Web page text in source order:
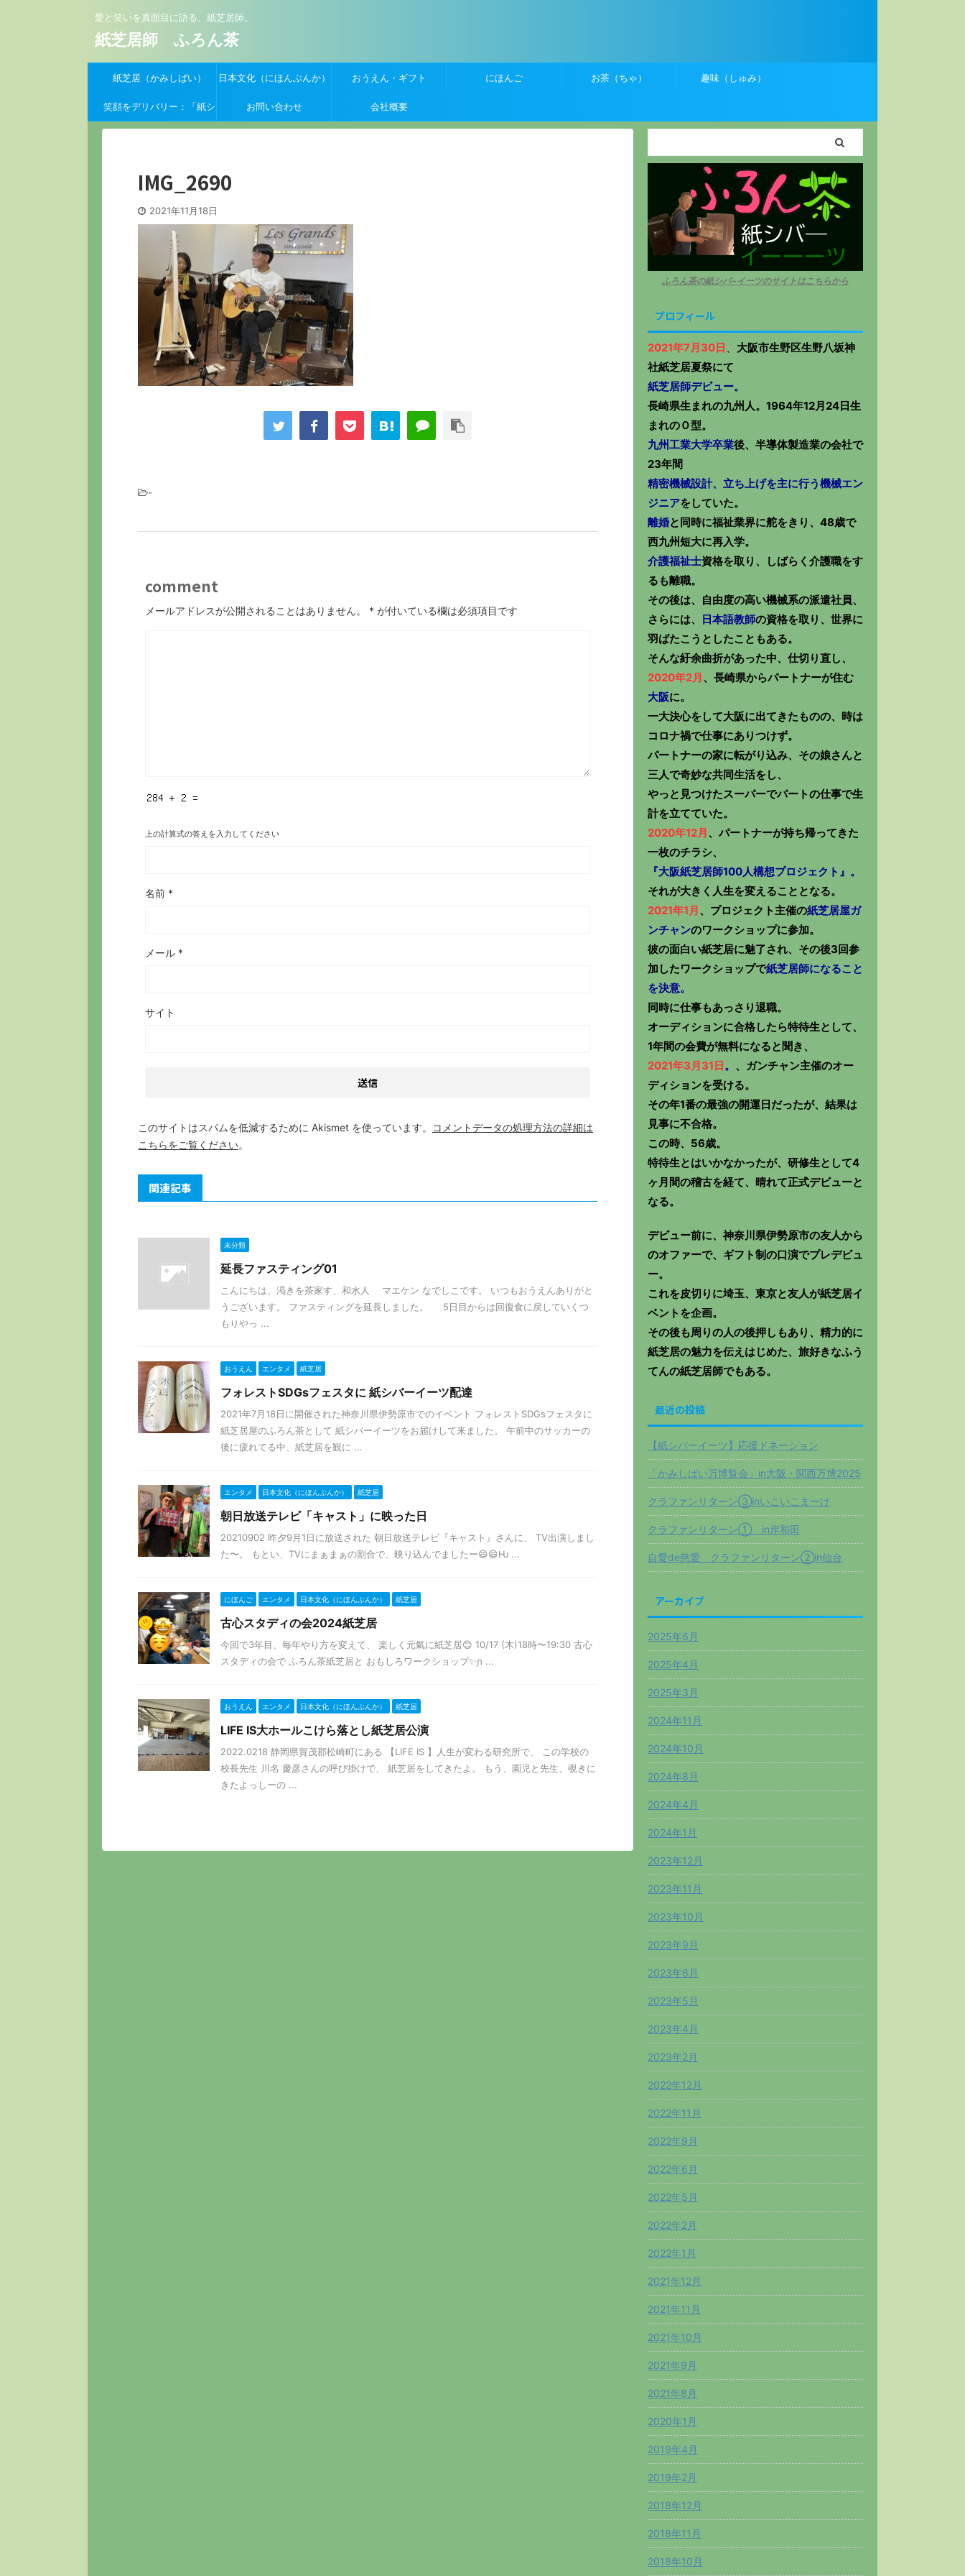
愛と笑いを真面目に語る、紙芝居師。
紙芝居師 ふろん茶
紙芝居（かみしばい） 日本文化（にほんぶんか） おうえん・ギフト にほんご お茶（ちゃ） 趣味（しゅみ）
笑顔をデリバリー：「紙シ お問い合わせ 会社概要
IMG_2690
2021年11月18日
-
comment
メールアドレスが公開されることはありません。 * が付いている欄は必須項目です
上の計算式の答えを入力してください
名前 *
メール *
サイト
このサイトはスパムを低減するために Akismet を使っています。
コメントデータの処理方法の詳細は
こちらをご覧ください。
関連記事
未分類
延長ファスティング01
こんにちは、渇きを茶家す、和水人 マエケン なでしこです。 いつもおうえんありがと
うございます。 ファスティングを延長しました。 5日目からは回復食に戻していくつ
もりやっ ...
おうえん エンタメ 紙芝居
フォレストSDGsフェスタに 紙シバーイーツ配達
2021年7月18日に開催された神奈川県伊勢原市でのイベント フォレストSDGsフェスタに
紙芝居屋のふろん茶として 紙シバーイーツをお届けして来ました。 午前中のサッカーの
後に疲れてる中、紙芝居を観に ...
エンタメ 日本文化（にほんぶんか） 紙芝居
朝日放送テレビ「キャスト」に映った日
20210902 昨夕9月1日に放送された 朝日放送テレビ『キャスト』さんに、 TV出演しまし
た〜。 もとい、TVにまぁまぁの割合で、映り込んでましたー😄😄Ƕ ...
にほんご エンタメ 日本文化（にほんぶんか） 紙芝居
古心スタディの会2024紙芝居
今回で3年目、毎年やり方を変えて、 楽しく元氣に紙芝居😊 10/17 (木)18時〜19:30 古心
スタディの会で ふろん茶紙芝居と おもしろワークショップ✨ɲ ...
おうえん エンタメ 日本文化（にほんぶんか） 紙芝居
LIFE IS大ホールこけら落とし紙芝居公演
2022.0218 静岡県賀茂郡松崎町にある 【LIFE IS 】人生が変わる研究所で、 この学校の
校長先生 川名 慶彦さんの呼び掛けで、 紙芝居をしてきたよ。 もう、園児と先生、覗きに
きたよっしーの ...
ふろん茶の紙シバ−イーツのサイトはこちらから
プロフィール
2021年7月30日 、 大阪市生野区生野八坂神
社紙芝居夏祭にて
紙芝居師デビュー。
長崎県生まれの九州人。1964年12月24日生
まれのＯ型。
九州工業大学卒業後、半導体製造業の会社で
23年間
精密機械設計、立ち上げを主に行う機械エン
ジニアをしていた。
離婚と同時に福祉業界に舵をきり、48歳で
西九州短大に再入学。
介護福祉士資格を取り、しばらく介護職をす
るも離職。
その後は、自由度の高い機械系の派遣社員、
さらには、
日本語教師の資格を取り、世界に
羽ばたこうとしたこともある。
そんな紆余曲折があった中、仕切り直し、
2020年2月、長崎県からパートナーが住む
大阪に。
一大決心をして大阪に出てきたものの、時は
コロナ禍で仕事にありつけず。
パートナーの家に転がり込み、その娘さんと
三人で奇妙な共同生活をし、
やっと見つけたスーパーでパートの仕事で生
計を立てていた。
2020年12月、パートナーが持ち帰ってきた
一枚のチラシ、
『大阪紙芝居師100人構想プロジェクト』。
それが大きく人生を変えることとなる。
2021年1月、プロジェクト主催の紙芝居屋ガ
ンチャンのワークショップに参加。
彼の面白い紙芝居に魅了され、その後3回参
加したワークショップで紙芝居師になること
を決意。
同時に仕事もあっさり退職。
オーディションに合格したら特待生として、
1年間の会費が無料になると聞き、
2021年3月31日。 、ガンチャン主催のオー
ディションを受ける。
その年1番の最強の開運日だったが、結果は
見事に不合格。
この時、56歳。
特待生とはいかなかったが、研修生として4
ヶ月間の稽古を経て、晴れて正式デビューと
なる。
デビュー前に、神奈川県伊勢原市の友人から
のオファーで、ギフト制の口演でプレデビュ
ー。
これを皮切りに埼玉、東京と友人が紙芝居イ
ベントを企画。
その後も周りの人の後押しもあり、精力的に
紙芝居の魅力を伝えはじめた、旅好きなふう
てんの紙芝居師でもある。
最近の投稿
【紙シバーイーツ】応援ドネーション
「かみしばい万博覧会」in大阪・関西万博2025
クラファンリターン③inいこいこまーけ
クラファンリターン① in岸和田
自愛de慈愛 クラファンリターン②in仙台
アーカイブ
2025年6月
2025年4月
2025年3月
2024年11月
2024年10月
2024年8月
2024年4月
2024年1月
2023年12月
2023年11月
2023年10月
2023年9月
2023年6月
2023年5月
2023年4月
2023年2月
2022年12月
2022年11月
2022年9月
2022年6月
2022年5月
2022年2月
2022年1月
2021年12月
2021年11月
2021年10月
2021年9月
2021年8月
2020年1月
2019年4月
2019年2月
2018年12月
2018年11月
2018年10月